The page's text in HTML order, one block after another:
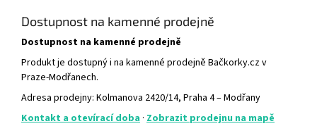
Dostupnost na kamenné prodejně
Dostupnost na kamenné prodejně
Produkt je dostupný i na kamenné prodejně Bačkorky.cz v
Praze-Modřanech.
Adresa prodejny: Kolmanova 2420/14, Praha 4 – Modřany
Kontakt a otevírací doba · Zobrazit prodejnu na mapě